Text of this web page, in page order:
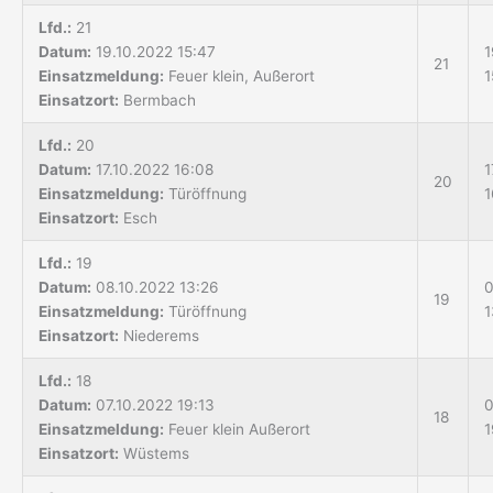
Lfd.: 21
Datum: 19.10.2022 15:47
Einsatzmeldung: Feuer klein, Außerort
Einsatzort: Bermbach
21
Lfd.: 20
Datum: 17.10.2022 16:08
Einsatzmeldung: Türöffnung
Einsatzort: Esch
20
Lfd.: 19
Datum: 08.10.2022 13:26
Einsatzmeldung: Türöffnung
Einsatzort: Niederems
19
Lfd.: 18
Datum: 07.10.2022 19:13
Einsatzmeldung: Feuer klein Außerort
Einsatzort: Wüstems
18